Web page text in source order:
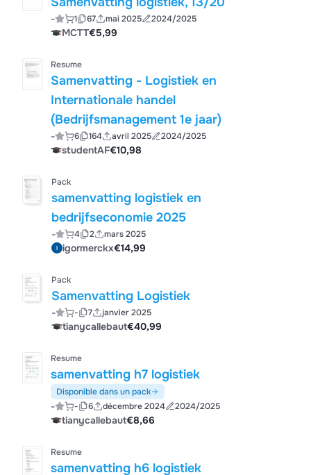
- 1 67 mai 2025 2024/2025
MCTT€5,99
Resume
Samenvatting - Logistiek en
Internationale handel
(Bedrijfsmanagement 1e jaar)
- 6 164 avril 2025 2024/2025
studentAF€10,98
Pack
samenvatting logistiek en
bedrijfseconomie 2025
- 4 2 mars 2025
igormerckx€14,99
Pack
Samenvatting Logistiek
- - 7 janvier 2025
tianycallebaut€40,99
Resume
samenvatting h7 logistiek
Disponible dans un pack
- - 6 décembre 2024 2024/2025
tianycallebaut€8,66
Resume
samenvatting h6 logistiek